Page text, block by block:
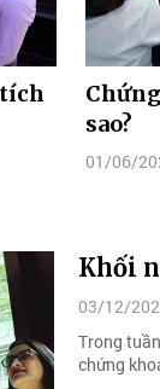
sao?
01/06/
Khối
03/12/
Trong
chứng